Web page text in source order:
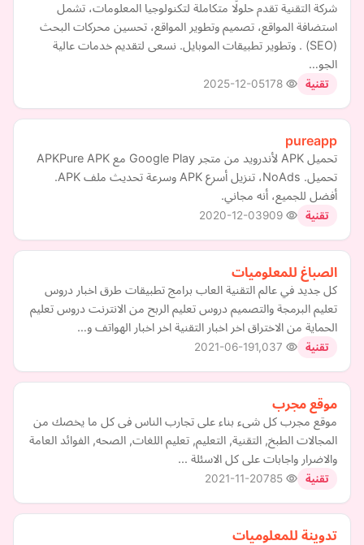
شركة التقنية تقدم حلولًا متكاملة لتكنولوجيا المعلومات، تشمل
استضافة المواقع، تصميم وتطوير المواقع، تحسين محركات البحث
(SEO) . وتطوير تطبيقات الموبايل. نسعى لتقديم خدمات عالية
الجو…
تقنية 2025-12-05
pureapp
تحميل APK لأندرويد من متجر Google Play مع APKPure APK
تحميل. NoAds، تنزيل أسرع APK وسرعة تحديث ملف APK.
أفضل للجميع، أنه مجاني.
تقنية 2020-12-03
الصباغ للمعلوميات
كل جديد في عالم التقنية العاب برامج تطبيقات طرق اخبار دروس
تعليم البرمجة والتصميم دروس تعليم الربح من الانترنت دروس تعليم
الحماية من الاختراق اخر اخبار التقنية اخر اخبار الهواتف و…
تقنية 2021-06-19
موقع مجرب
موقع مجرب كل شىء بناء على تجارب الناس فى كل ما يخصك من
المجالات الطبخ, التقنية, التعليم, تعليم اللغات, الصحه, الفوائد العامة
والاضرار واجابات على كل الاسئلة ...
تقنية 2021-11-20
تدوينة للمعلوميات